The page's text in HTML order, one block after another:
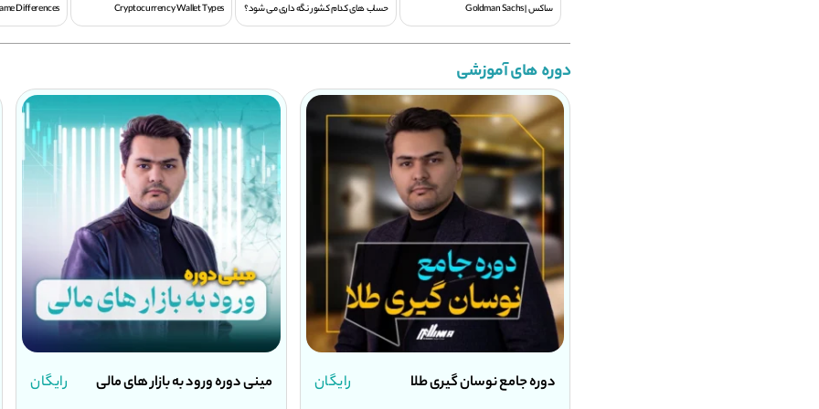
ساکس | Goldman Sachs
حساب های کدام کشور نگه داری می شود؟
Cryptocurrency Wallet Types
Differences
دوره های آموزشی
مینی دوره ورود به بازار های مالی رایگان دوره جامع معامله گری ۱۵.۸۷۰.۰۰۰